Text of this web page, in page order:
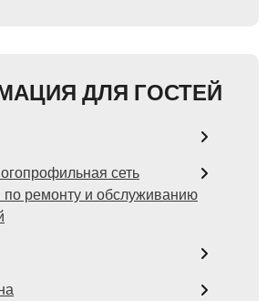
ДЛЯ ГОСТЕЙ
сеть
по ремонту и обслуживанию